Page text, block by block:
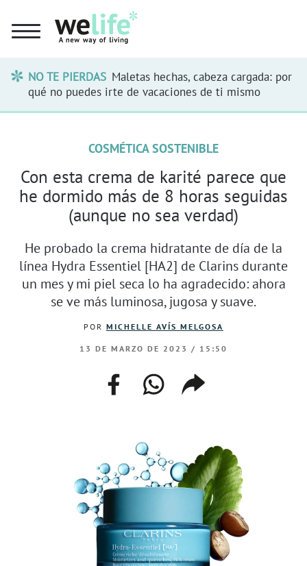
NO TE PIERDAS Maletas hechas, cabeza cargada: por
qué no puedes irte de vacaciones de ti mismo
COSMÉTICA SOSTENIBLE
Con esta crema de karité parece que
he dormido más de 8 horas seguidas
(aunque no sea verdad)
He probado la crema hidratante de día de la
línea Hydra Essentiel [HA2] de Clarins durante
un mes y mi piel seca lo ha agradecido: ahora
se ve más luminosa, jugosa y suave.
POR MICHELLE AVÍS MELGOSA
13 DE MARZO DE 2023 / 15:50
facebookwhatsappcompartir
enlace